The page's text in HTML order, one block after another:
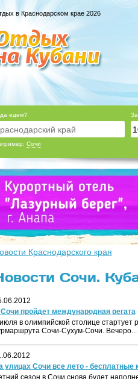
в Краснодарском крае 2026
едем?
Сочи
Краснодарского края
Сочи.
пройдет международная регата
в олимпийской столице стартует
Сочи-Сухум-Сочи. Вечеро...
улицах Сочи все лето - бесплатные
сезон в Сочи снова будет